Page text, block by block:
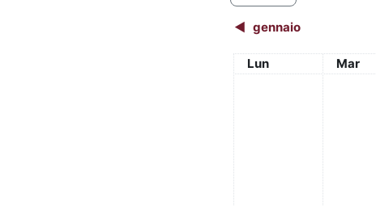
◀︎ gennaio
Lunedi
Lun Martedì
Mar